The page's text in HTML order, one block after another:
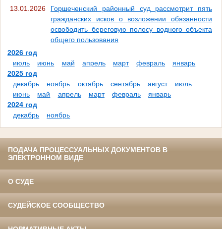
13.01.2026
Горшеченский районный суд рассмотрит пять
гражданских исков о возложении обязанности
освободить береговую полосу водного объекта
общего пользования
2026 год
июль
июнь май апрель март февраль
январь
2025 год
декабрь
ноябрь октябрь сентябрь август
июль
июнь
май апрель март февраль
январь
2024 год
декабрь
ноябрь
ПОДАЧА ПРОЦЕССУАЛЬНЫХ ДОКУМЕНТОВ В
ЭЛЕКТРОННОМ ВИДЕ
О СУДЕ
СУДЕЙСКОЕ СООБЩЕСТВО